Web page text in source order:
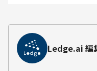
Ledge.ai 編